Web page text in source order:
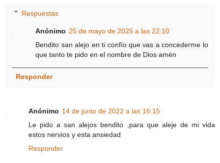
Respuestas
Anónimo 25 de mayo de 2025 a las 22:10
Bendito san alejo en ti confío que vas a concederme lo
que tanto te pido en el nombre de Dios amén
Responder
Anónimo 14 de junio de 2022 a las 16:15
Le pido a san alejos bendito ,para que aleje de mi vida
estos nervios y esta ansiedad
Responder